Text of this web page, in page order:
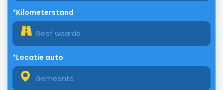
*Kilometerstand
*Locatie auto